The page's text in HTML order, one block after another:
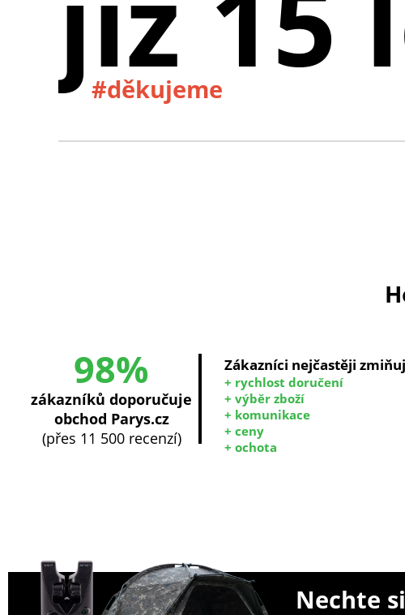
#děkujeme
98%
zákazníků doporučuje
obchod Parys.cz
(přes 11 500 recenzí)
Zákazníci nejčastěji
+ rychlost doručení
+ výběr zboží
+ komunikace
+ ceny
+ ochota
Nechte